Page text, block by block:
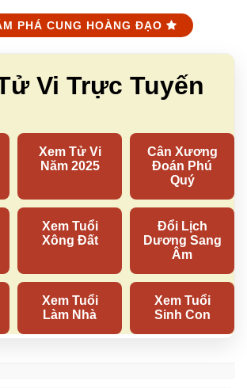
PHÁ CUNG HOÀNG ĐẠO